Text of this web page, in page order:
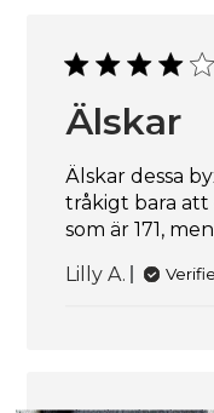
Älskar
Älskar dessa
tråkigt bara
som är 171,
Lilly A.